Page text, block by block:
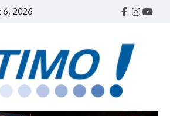
6, 2026
Facebook